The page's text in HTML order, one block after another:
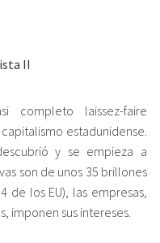
II
completo laissez-faire
estadunidense.
y se empieza a
son de unos 35 brillones
de los EU), las empresas,
imponen sus intereses.